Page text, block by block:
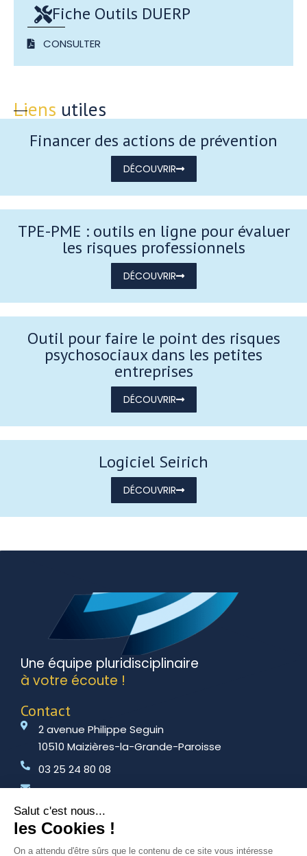
Fiche Outils DUERP
CONSULTER
Liens utiles
Financer des actions de prévention
DÉCOUVRIR
TPE-PME : outils en ligne pour évaluer
les risques professionnels
DÉCOUVRIR
Outil pour faire le point des risques
psychosociaux dans les petites
entreprises
DÉCOUVRIR
Logiciel Seirich
DÉCOUVRIR
Une équipe pluridisciplinaire
à votre écoute !
Contact
2 avenue Philippe Seguin
10510 Maizières-la-Grande-Paroisse
03 25 24 80 08
amitr@amitr.fr
Employeur
Salarié